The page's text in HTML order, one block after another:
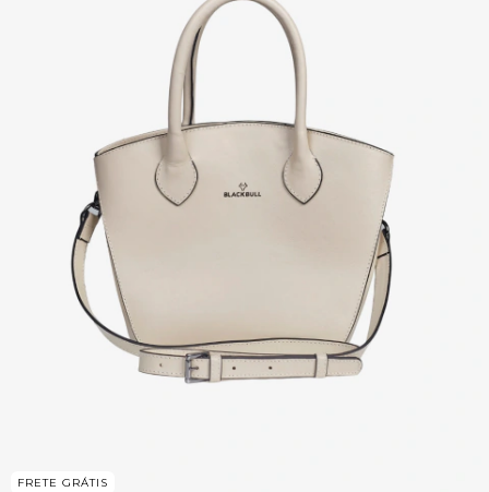
FRETE GRÁTIS